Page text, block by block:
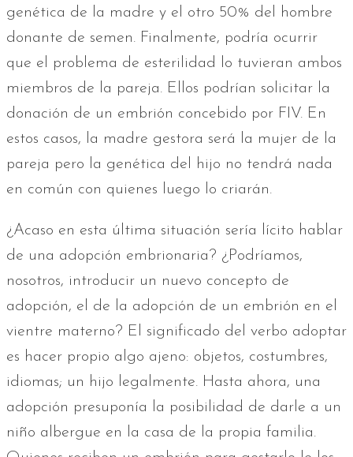
genética de la madre y el otro 50% del hombre
donante de semen. Finalmente, podría ocurrir
que el problema de esterilidad lo tuvieran ambos
miembros de la pareja. Ellos podrían solicitar la
donación de un embrión concebido por FIV. En
estos casos, la madre gestora será la mujer de la
pareja pero la genética del hijo no tendrá nada
en común con quienes luego lo criarán.
¿Acaso en esta última situación sería lícito hablar
de una adopción embrionaria? ¿Podríamos,
nosotros, introducir un nuevo concepto de
adopción, el de la adopción de un embrión en el
vientre materno? El significado del verbo adoptar
es hacer propio algo ajeno: objetos, costumbres,
idiomas; un hijo legalmente. Hasta ahora, una
adopción presuponía la posibilidad de darle a un
niño albergue en la casa de la propia familia.